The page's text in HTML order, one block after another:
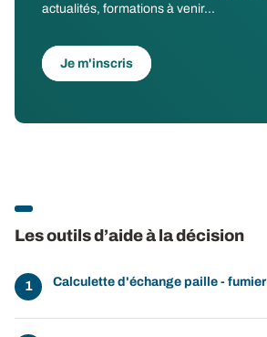
actualités, formations à venir...
Je m'inscris
Les outils d’aide à la décision
Calculette d'échange paille - fumier